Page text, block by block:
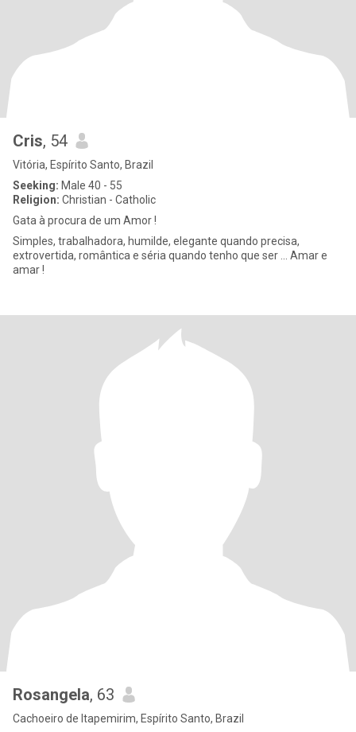
Cris, 54
Vitória, Espírito Santo, Brazil
Seeking: Male 40 - 55
Religion: Christian - Catholic
Gata à procura de um Amor !
Simples, trabalhadora, humilde, elegante quando precisa,
extrovertida, romântica e séria quando tenho que ser ... Amar e
amar !
Rosangela, 63
Cachoeiro de Itapemirim, Espírito Santo, Brazil